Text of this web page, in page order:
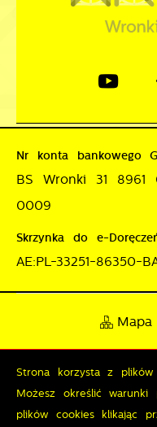
Nr konta bankowego
BS Wronki 31
0009
Skrzynka do e-
AE:PL-33251-86350-
Polityka
Strona korzysta z
Możesz określić
plików cookies klikając